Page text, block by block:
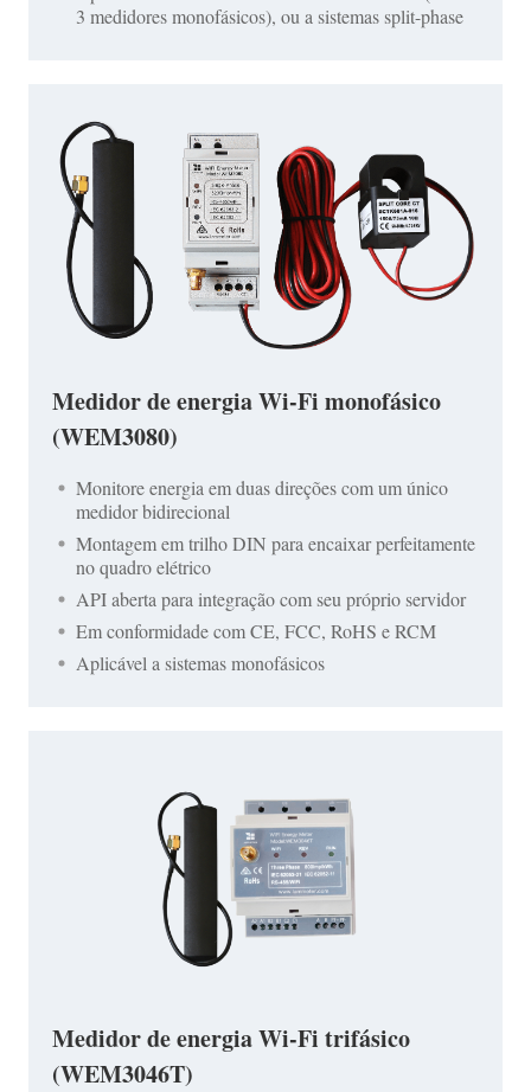
3 medidores monofásicos), ou a sistemas split-phase
Medidor de energia Wi-Fi monofásico
(WEM3080)
Monitore energia em duas direções com um único
medidor bidirecional
Montagem em trilho DIN para encaixar perfeitamente
no quadro elétrico
API aberta para integração com seu próprio servidor
Em conformidade com CE, FCC, RoHS e RCM
Aplicável a sistemas monofásicos
Medidor de energia Wi-Fi trifásico
(WEM3046T)